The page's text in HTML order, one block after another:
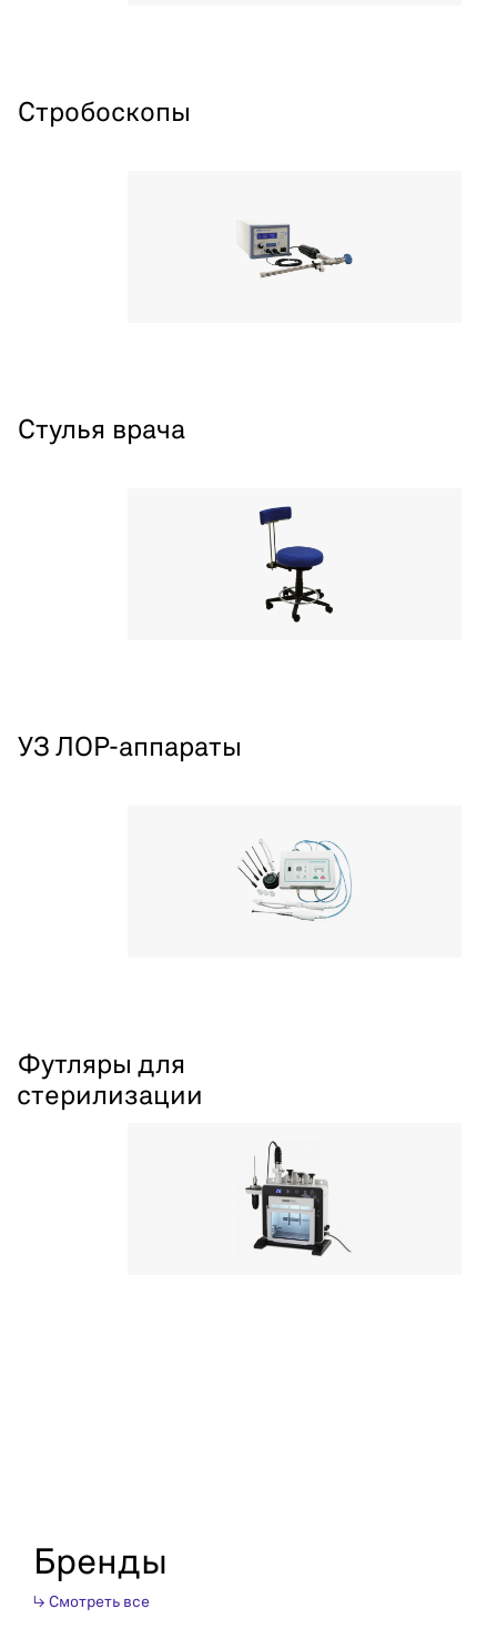
Стробоскопы
Стулья врача
УЗ ЛОР-аппараты
Футляры для
стерилизации
Бренды
↳ Смотреть все